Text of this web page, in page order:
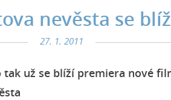
nevěsta se
27. 1. 2011
tak už se blíží premiera nové